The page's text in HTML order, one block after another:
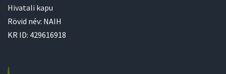
Hivatali kapu
Rövid név: NAIH
KR ID: 429616918